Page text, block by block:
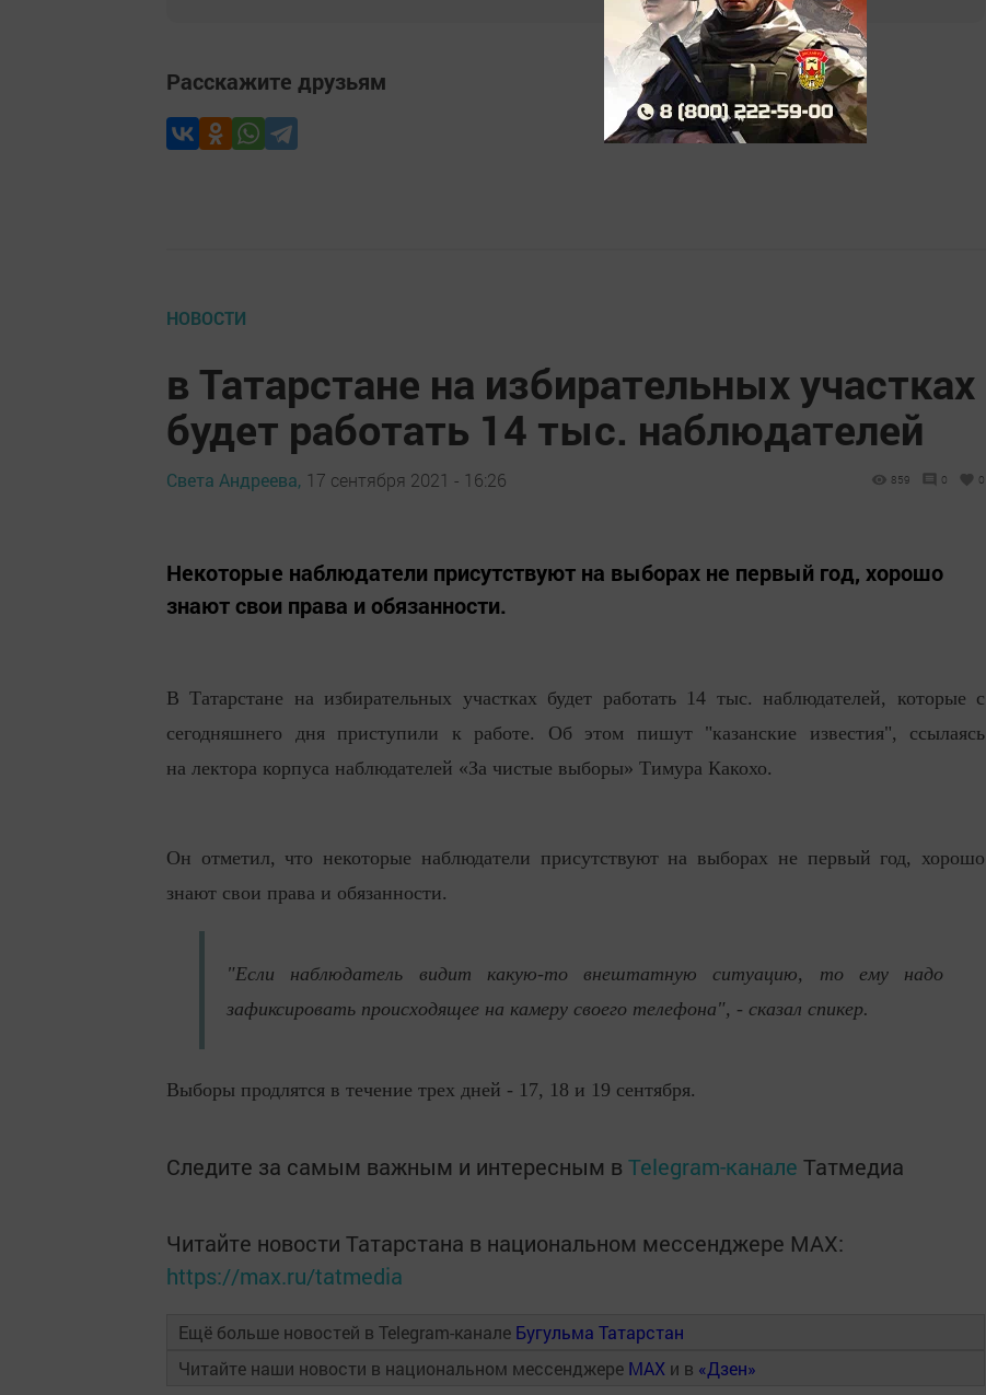
Расскажите друзьям
НОВОСТИ
в Татарстане на избирательных участках
будет работать 14 тыс. наблюдателей
Света Андреева, 17 сентября 2021 - 16:26 859 0 0
Некоторые наблюдатели присутствуют на выборах не первый год, хорошо
знают свои права и обязанности.
В Татарстане на избирательных участках будет работать 14 тыс. наблюдателей, которые с
сегодняшнего дня приступили к работе. Об этом пишут "казанские известия", ссылаясь
на лектора корпуса наблюдателей «За чистые выборы» Тимура Какохо.
Он отметил, что некоторые наблюдатели присутствуют на выборах не первый год, хорошо
знают свои права и обязанности.
"Если наблюдатель видит какую-то внештатную ситуацию, то ему надо
зафиксировать происходящее на камеру своего телефона", - сказал спикер.
Выборы продлятся в течение трех дней - 17, 18 и 19 сентября.
Следите за самым важным и интересным в Telegram-канале Татмедиа
Читайте новости Татарстана в национальном мессенджере MАХ:
https://max.ru/tatmedia
Ещё больше новостей в Telegram-канале Бугульма Татарстан
Читайте наши новости в национальном мессенджере MAX и в «Дзен»